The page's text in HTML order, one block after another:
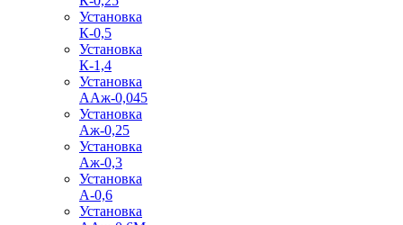
Установка
К-0,5
Установка
К-1,4
Установка
ААж-0,045
Установка
Аж-0,25
Установка
Аж-0,3
Установка
А-0,6
Установка